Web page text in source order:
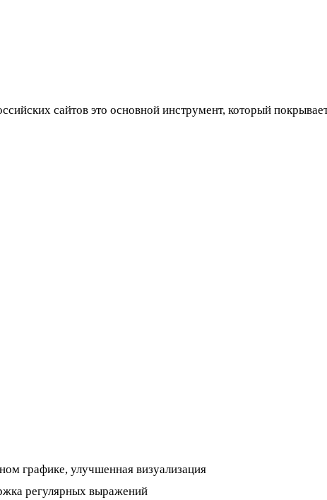
сайтов это основной инструмент, который
графике, улучшенная визуализация
регулярных выражений